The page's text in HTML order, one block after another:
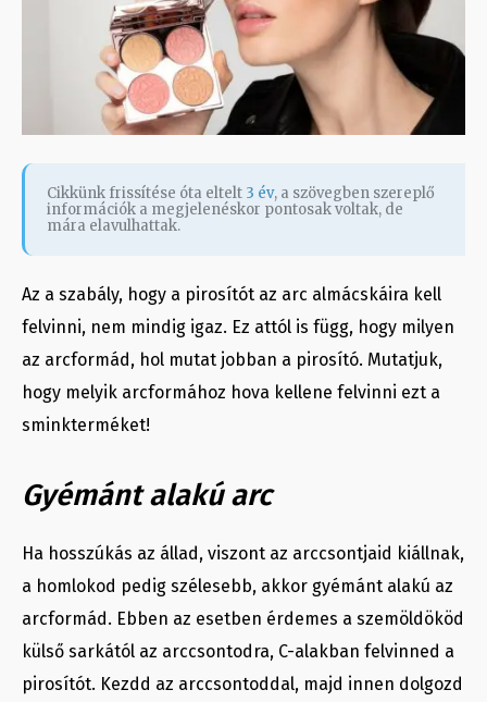
Cikkünk frissítése óta eltelt 3 év, a szövegben szereplő
információk a megjelenéskor pontosak voltak, de
mára elavulhattak.
Az a szabály, hogy a pirosítót az arc almácskáira kell
felvinni, nem mindig igaz. Ez attól is függ, hogy milyen
az arcformád, hol mutat jobban a pirosító. Mutatjuk,
hogy melyik arcformához hova kellene felvinni ezt a
sminkterméket!
Gyémánt alakú arc
Ha hosszúkás az állad, viszont az arccsontjaid kiállnak,
a homlokod pedig szélesebb, akkor gyémánt alakú az
arcformád. Ebben az esetben érdemes a szemöldököd
külső sarkától az arccsontodra, C-alakban felvinned a
pirosítót. Kezdd az arccsontoddal, majd innen dolgozd